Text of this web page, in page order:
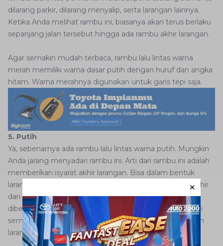
dilarang parkir, dilarang menyalip, serta larangan lainnya.
Ketika Anda melihat rambu ini, biasanya akan terus berlaku
sepanjang jalan tersebut hingga ada rambu akhir larangan.
Agar semakin mudah terbaca, rambu lalu lintas warna
merah memiliki warna dasar putih dengan huruf dan angka
hitam. Warna merahnya digunakan untuk garis tepi saja.
5. Putih
Ya, sebenarnya ada rambu lalu lintas warna putih. Mungkin
Anda jarang menyadari rambu ini. Arti dari rambu ini adalah
memberikan isyarat akhir larangan. Bisa dalam bentuk
larangan kecepatan minimum/maksimum dan batas akhir
dari seluruh rambu larangan yang sebelumnya telah
diberikan pada ruas jalan tersebut. Keberadaan rambu ini
semakin memudahkan Anda dalam mengetahui apakah
larangan yang diberikan sudah selesai atau belum.